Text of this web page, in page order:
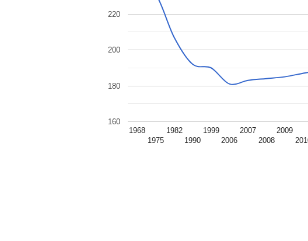
1968
1975
1982
1990
1999
2006
2007
2008
2009
160
180
200
220